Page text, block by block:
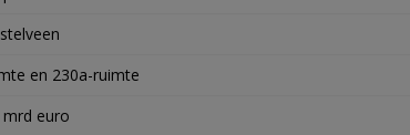
en 230a-ruimte
euro